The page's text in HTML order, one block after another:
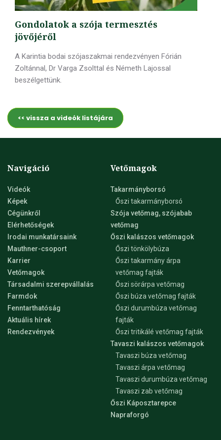
Gondolatok a szója termesztés
jövőjéről
A Karintia bodai szójaszakmai rendezvényen Fórián
Zoltánnal, Dr Varga Zsolttal és Németh Lajossal
beszélgettünk.
<< vissza a videók listájára
Navigáció
Videók
Képek
Cégünkről
Elérhetőségek
Irodai munkatársaink
Mauthner-csoport
Karrier
Vetőmagok
Társadalmi szerepvállalás
Farmdok
Fenntarthatóság
Aktuális hírek
Rendezvények
Vetőmagok
Takarmányborsó
Őszi takarmányborsó
Szója vetőmag, szójabab
vetőmag
Őszi kalászos vetőmagok
Őszi tönkölybúza
Őszi takarmány árpa
vetőmag fajták
Őszi sörárpa vetőmag
Őszi búza vetőmag fajták
Őszi durumbúza vetőmag
fajták
Őszi tritikálé vetőmag fajták
Tavaszi kalászos vetőmagok
Tavaszi búza vetőmag
Tavaszi árpa vetőmag
Tavaszi durumbúza vetőmag
Tavaszi zab vetőmag
Őszi Káposztarepce
Napraforgó